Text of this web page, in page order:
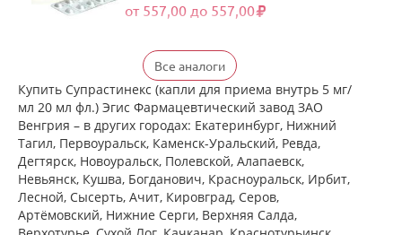
от 557,00 до 557,00
Ксизал (таблетки покрытые
пленочной оболочкой 5 мг N14) ЮСБ
Фаршим С.А. - Швейцария
есть в 3 аптеках
от 727,00 до 727,00
Ксизал (таблетки покрытые
пленочной оболочкой 5 мг N7) ЮСБ
Фаршим С.А. - Швейцария
есть в 3 аптеках
Все аналоги
Купить Супрастинекс (капли для приема внутрь 5 мг/
мл 20 мл фл.) Эгис Фармацевтический завод ЗАО
Венгрия – в других городах: Екатеринбург, Нижний
Тагил, Первоуральск, Каменск-Уральский, Ревда,
Дегтярск, Новоуральск, Полевской, Алапаевск,
Невьянск, Кушва, Богданович, Красноуральск, Ирбит,
Лесной, Сысерть, Ачит, Кировград, Серов,
Артёмовский, Нижние Cерги, Верхняя Салда,